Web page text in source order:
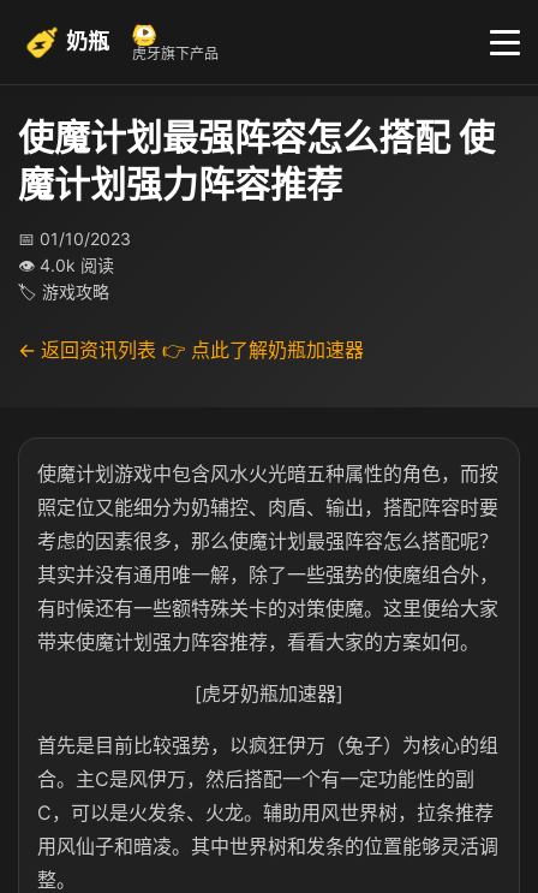
奶瓶 虎牙旗下产品
使魔计划最强阵容怎么搭配 使
魔计划强力阵容推荐​
📅 01/10/2023
👁 4.0k 阅读
🏷 游戏攻略
← 返回资讯列表 👉 点此了解奶瓶加速器
使魔计划游戏中包含风水火光暗五种属性的角色，而按
照定位又能细分为奶辅控、肉盾、输出，搭配阵容时要
考虑的因素很多，那么使魔计划最强阵容怎么搭配呢？
其实并没有通用唯一解，除了一些强势的使魔组合外，
有时候还有一些额特殊关卡的对策使魔。这里便给大家
带来使魔计划强力阵容推荐，看看大家的方案如何。
[虎牙奶瓶加速器]
首先是目前比较强势，以疯狂伊万（兔子）为核心的组
合。主C是风伊万，然后搭配一个有一定功能性的副
C，可以是火发条、火龙。辅助用风世界树，拉条推荐
用风仙子和暗凌。其中世界树和发条的位置能够灵活调
整。